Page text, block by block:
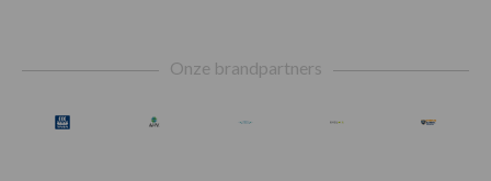
Onze brandpartners